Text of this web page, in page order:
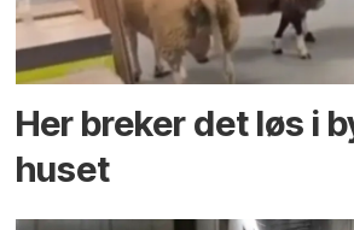
Her breker det løs i
huset